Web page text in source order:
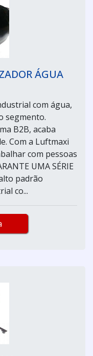
ÁGUA
com água,
segmento.
B2B, acaba
Com a Luftmaxi
com pessoas
UMA SÉRIE
padrão
co...